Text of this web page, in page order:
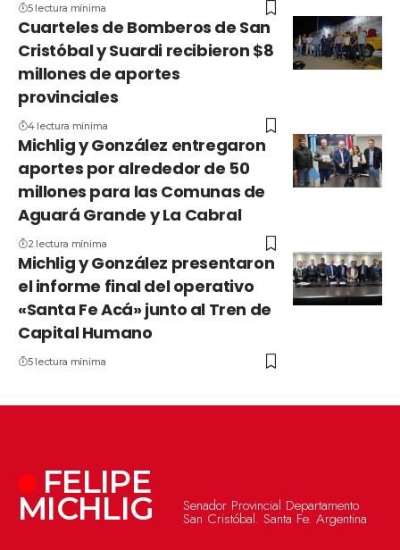
5 lectura mínima
Cuarteles de Bomberos de San
Cristóbal y Suardi recibieron $8
millones de aportes
provinciales
4 lectura mínima
Michlig y González entregaron
aportes por alrededor de 50
millones para las Comunas de
Aguará Grande y La Cabral
2 lectura mínima
Michlig y González presentaron
el informe final del operativo
«Santa Fe Acá» junto al Tren de
Capital Humano
5 lectura mínima
FELIPE
MICHLIG Senador Provincial Departamento
San Cristóbal. Santa Fe. Argentina